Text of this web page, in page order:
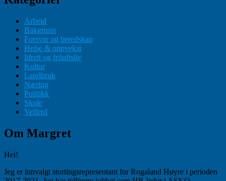
Arbeid
Bakgrunn
Forsvar og beredskap
Helse & oppvekst
Idrett og friluftsliv
Kultur
Landbruk
Næring
Politikk
Skole
Velferd
Om Margret
Hei!
Jeg er innvalgt stortingsrepresentant for Rogaland Høyre i perioden